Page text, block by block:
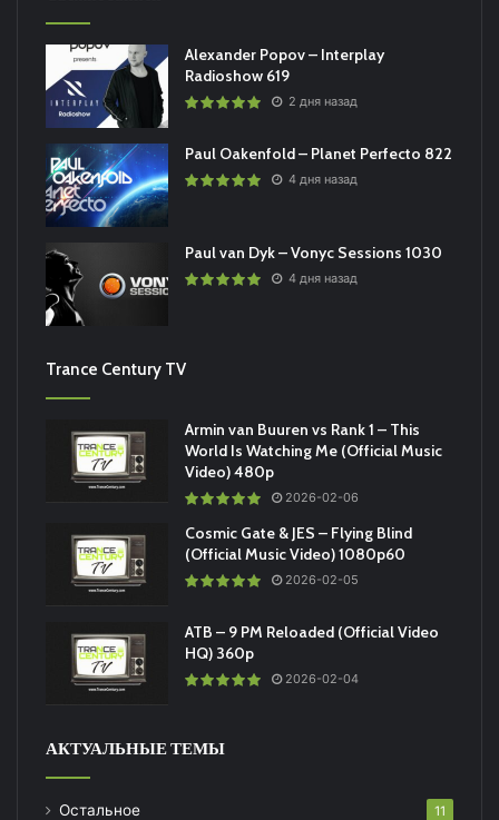
Alexander Popov – Interplay
Radioshow 619
2 дня назад
Paul Oakenfold – Planet Perfecto 822
4 дня назад
Paul van Dyk – Vonyc Sessions 1030
4 дня назад
Trance Century TV
Armin van Buuren vs Rank 1 – This
World Is Watching Me (Official Music
Video) 480p
2026-02-06
Cosmic Gate & JES – Flying Blind
(Official Music Video) 1080p60
2026-02-05
ATB – 9 PM Reloaded (Official Video
HQ) 360p
2026-02-04
АКТУАЛЬНЫЕ ТЕМЫ
Остальное 11